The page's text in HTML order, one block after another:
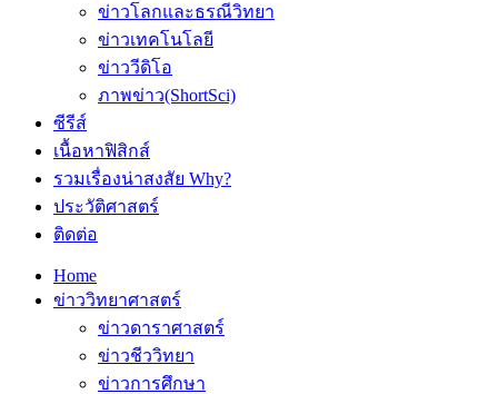
ข่าวโลกและธรณีวิทยา
ข่าวเทคโนโลยี
ข่าววีดิโอ
ภาพข่าว(ShortSci)
ซีรีส์
เนื้อหาฟิสิกส์
รวมเรื่องน่าสงสัย Why?
ประวัติศาสตร์
ติดต่อ
Home
ข่าววิทยาศาสตร์
ข่าวดาราศาสตร์
ข่าวชีววิทยา
ข่าวการศึกษา